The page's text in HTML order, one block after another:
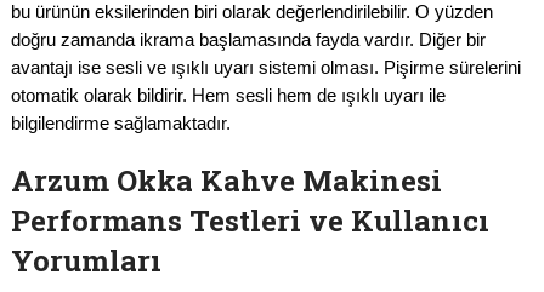
bu ürünün eksilerinden biri olarak değerlendirilebilir. O yüzden
doğru zamanda ikrama başlamasında fayda vardır. Diğer bir
avantajı ise sesli ve ışıklı uyarı sistemi olması. Pişirme sürelerini
otomatik olarak bildirir. Hem sesli hem de ışıklı uyarı ile
bilgilendirme sağlamaktadır.
Arzum Okka Kahve Makinesi
Performans Testleri ve Kullanıcı
Yorumları